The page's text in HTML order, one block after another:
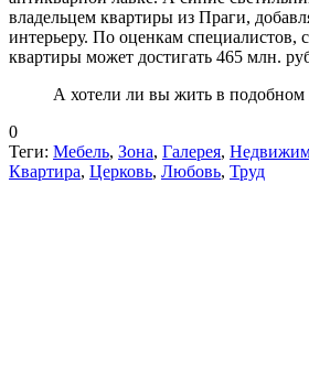
владельцем квартиры из Праги,
интерьеру. По оценкам специалистов,
квартиры может достигать 465 млн.
А хотели ли вы жить в подобном
0
Теги: Мебель, Зона, Галерея,
Квартира, Церковь, Любовь, Труд